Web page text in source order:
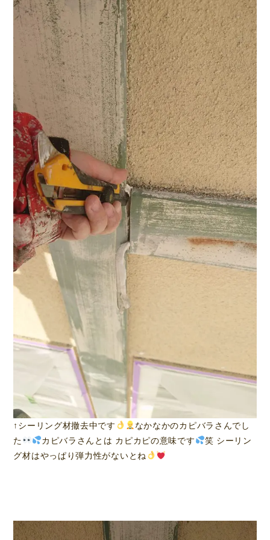
↑シーリング材撤去中です
なかなかのカピバラさんでし
た
カピバラさんとは カピカピの意味です
笑 シーリン
グ材はやっぱり弾力性がないとね